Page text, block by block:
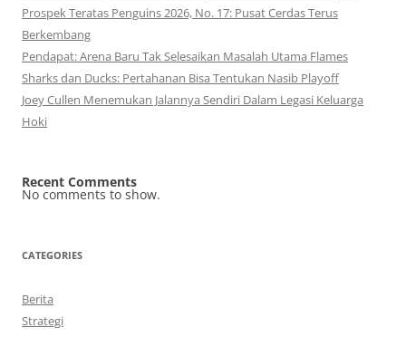
Prospek Teratas Penguins 2026, No. 17: Pusat Cerdas Terus
Berkembang
Pendapat: Arena Baru Tak Selesaikan Masalah Utama Flames
Sharks dan Ducks: Pertahanan Bisa Tentukan Nasib Playoff
Joey Cullen Menemukan Jalannya Sendiri Dalam Legasi Keluarga
Hoki
Recent Comments
No comments to show.
CATEGORIES
Berita
Strategi